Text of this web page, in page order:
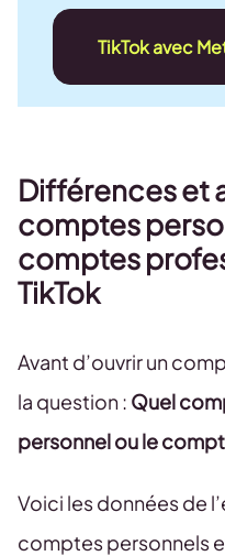
TikTok avec
Différences et
comptes
comptes
TikTok
Avant d’ouvrir un
la question : Quel
personnel ou le
Voici les données de
comptes personnels